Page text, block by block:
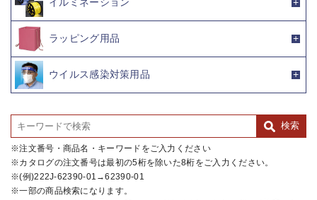
イルミネーション
ラッピング用品
ウイルス感染対策用品
注文番号・商品名・キーワードをご入力ください
カタログの注文番号は最初の5桁を除いた8桁をご入力ください。
(例)222J-62390-01→62390-01
一部の商品検索になります。